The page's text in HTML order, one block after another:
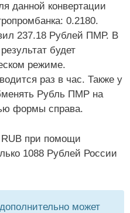
данной конвертации
0.2180.
237.18 Рублей ПМР. В
будет
режиме.
раз в час. Также у
Рубль ПМР на
формы справа.
RUB при помощи
1088 Рублей России
может